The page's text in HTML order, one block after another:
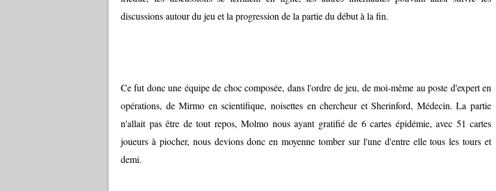
discussions autour du jeu et la progression de la partie du début à la fin.
Ce fut donc une équipe de choc composée, dans l'ordre de jeu, de moi-même au poste d'expert en
opérations, de Mirmo en scientifique, noisettes en chercheur et Sherinford, Médecin. La partie
n'allait pas être de tout repos, Molmo nous ayant gratifié de 6 cartes épidémie, avec 51 cartes
joueurs à piocher, nous devions donc en moyenne tomber sur l'une d'entre elle tous les tours et
demi.